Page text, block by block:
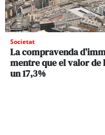
Societat
La compravenda
mentre que el valor
un 17,3%